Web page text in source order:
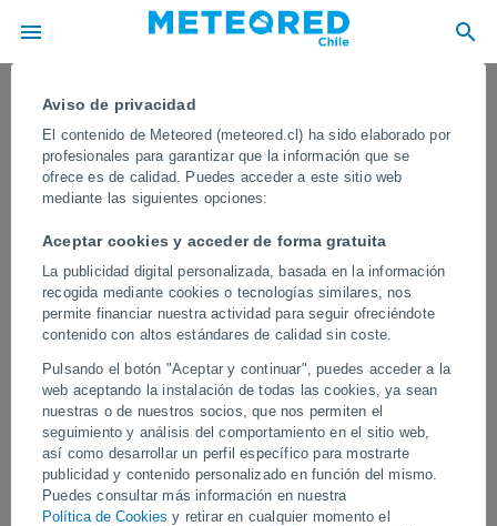
Aviso de privacidad
El contenido de Meteored (meteored.cl) ha sido elaborado por
profesionales para garantizar que la información que se
ofrece es de calidad. Puedes acceder a este sitio web
mediante las siguientes opciones:
Aceptar cookies y acceder de forma gratuita
La publicidad digital personalizada, basada en la información
recogida mediante cookies o tecnologías similares, nos
permite financiar nuestra actividad para seguir ofreciéndote
contenido con altos estándares de calidad sin coste.
Pulsando el botón "Aceptar y continuar", puedes acceder a la
web aceptando la instalación de todas las cookies, ya sean
nuestras o de nuestros socios, que nos permiten el
seguimiento y análisis del comportamiento en el sitio web,
así como desarrollar un perfil específico para mostrarte
publicidad y contenido personalizado en función del mismo.
Puedes consultar más información en nuestra
Política de Cookies y retirar en cualquier momento el
Una tormenta con lluvias fuertes y
vientos extremos azota Lviv, Ucrania
Se reportaron árboles caídos, cortes de energía y daños en la
infraestructura pública en distintos sectores de la ciudad, mientras
que varias líneas de tranvía fueron suspendidas temporalmente.
Los equipos de emergencia trabajan para retirar los escombros y
restablecer los servicios.